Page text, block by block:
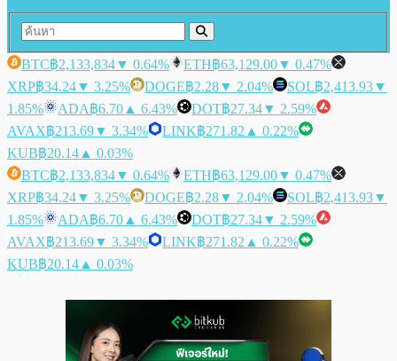
BTC฿2,133,834▼ 0.64% ETH฿63,129.00▼ 0.47%
XRP฿34.24▼ 3.25% DOGE฿2.28▼ 2.04% SOL฿2,413.93▼
1.85%
ADA฿6.70 ▲ 6.43% DOT฿27.34▼ 2.59%
AVAX฿213.69▼ 3.34% LINK฿271.82 ▲ 0.22%
KUB฿20.14 ▲ 0.03%
BTC฿2,133,834▼ 0.64% ETH฿63,129.00▼ 0.47%
XRP฿34.24▼ 3.25% DOGE฿2.28▼ 2.04% SOL฿2,413.93▼
1.85%
ADA฿6.70 ▲ 6.43% DOT฿27.34▼ 2.59%
AVAX฿213.69▼ 3.34% LINK฿271.82 ▲ 0.22%
KUB฿20.14 ▲ 0.03%